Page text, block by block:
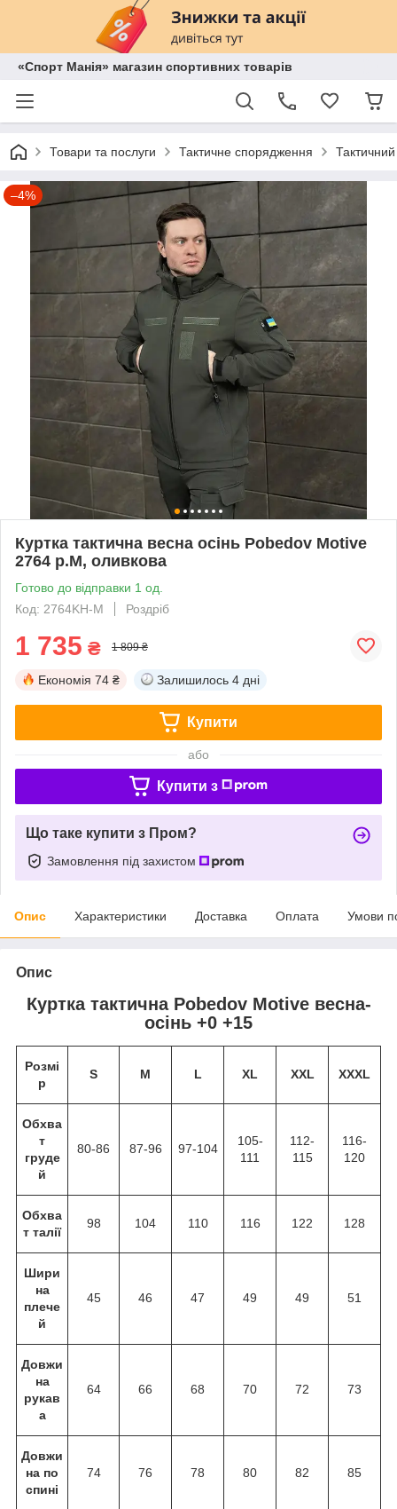
«Спорт Манія» магазин спортивних товарів
Товари та послуги Тактичне спорядження
–4%
Куртка тактична весна осінь Pobedov Motive
2764 р.М, оливкова
Готово до відправки 1 од.
Код: 2764KH-M
Роздріб
1 735 ₴ 1 809 ₴
Економія 74 ₴ Залишилось 4 дні
Купити
або
Купити з
Що таке купити з Пром?
Замовлення під захистом
Опис Характеристики Доставка Оплата Умови
Опис
Куртка тактична Pobedov Motive весна-
осінь +0 +15
Розмі
р
S M L XL XXL XXXL
Обхва
т
груде
й
80-86 87-96 97-104
105-
111
112-
115
116-
120
Обхва
т талії
98 104 110 116 122 128
Шири
на
плече
й
45 46 47 49 49 51
Довжи
на
рукав
а
64 66 68 70 72 73
Довжи
на по
спині
74 76 78 80 82 85